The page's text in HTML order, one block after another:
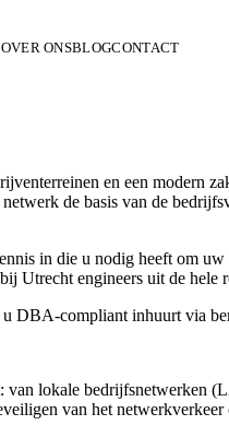
OVER ONSBLOGCONTACT
en een modern
de basis van de
in die u nodig heeft om
Utrecht engineers uit de hele
DBA-compliant inhuurt via
van lokale
van het netwerkverkeer